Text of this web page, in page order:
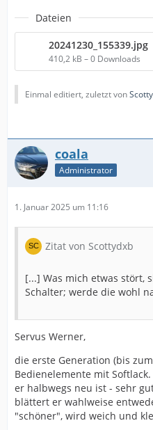
Dateien
20241230_155339.jpg
410,2 kB – 0 Downloads
Einmal editiert, zuletzt von
coala
Administrator
1. Januar 2025 um 11:16
Zitat von Scottydxb
[...] Was mich etwas stört,
Schalter; werde die wohl
Servus Werner,
die erste Generation (bis
Bedienelemente mit
er halbwegs neu ist - sehr
blättert er wahlweise
"schöner", wird weich und